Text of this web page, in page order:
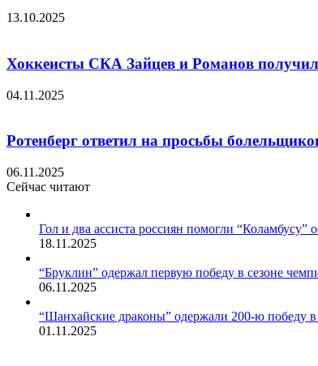
13.10.2025
Хоккеисты СКА Зайцев и Романов
04.11.2025
Ротенберг ответил на просьбы
06.11.2025
Сейчас читают
Гол и два ассиста россиян помогли
18.11.2025
“Бруклин” одержал первую победу в сезоне
06.11.2025
“Шанхайские драконы” одержали 200-ю
01.11.2025